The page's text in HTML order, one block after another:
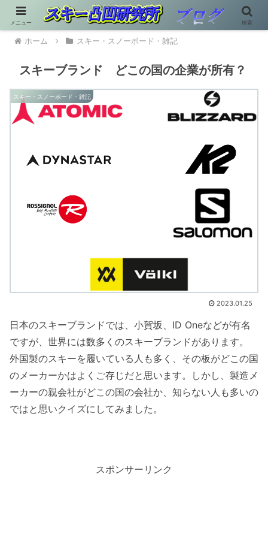
ホーム スキー・スノーボード・雑記
スキーブランド どこの国の企業が所有？
スキー・スノーボード・雑記
2023.01.25
日本のスキーブランドでは、小賀坂、ID Oneなどが有名
ですが、世界には数多くのスキーブランドがあります。
外国製のスキーを履いている人も多く、その板がどこの国
のメーカーかはよくご存じだと思います。しかし、製造メ
ーカーの親会社がどこの国の会社か、知らない人も多いの
ではと思いクイズにしてみました。
スポンサーリンク
メニュー 検索